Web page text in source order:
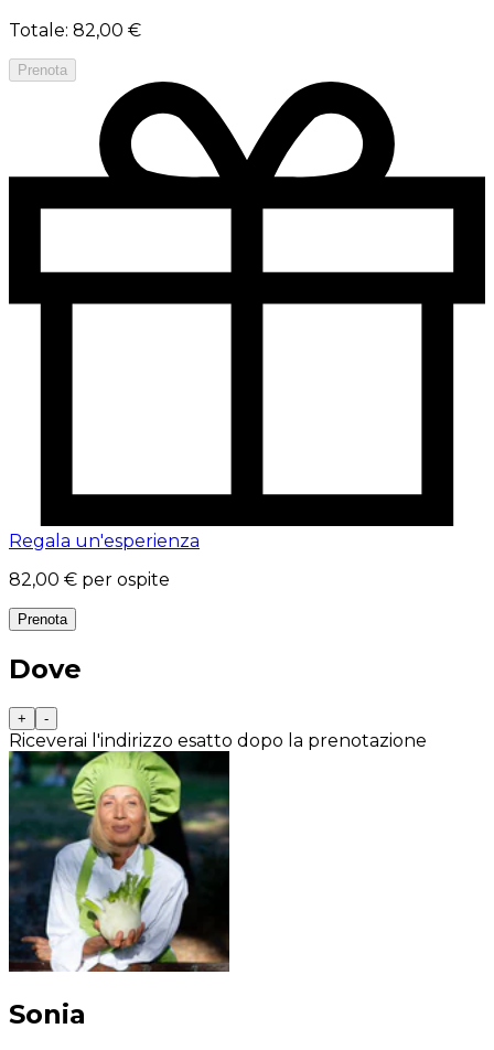
Totale: 82,00 €
Prenota
Regala un'esperienza
82,00 € per ospite
Prenota
Dove
+ -
Riceverai l'indirizzo esatto dopo la prenotazione
Sonia